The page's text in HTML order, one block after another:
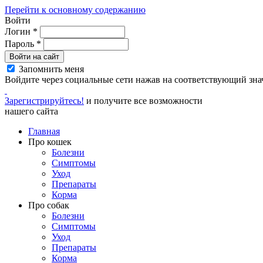
Перейти к основному содержанию
Войти
Логин *
Пароль *
Войти на сайт
Запомнить меня
Войдите через социальные сети нажав на соответствующий
Зарегистрируйтесь! и получите все возможности
нашего сайта
Главная
Про кошек
Болезни
Симптомы
Уход
Препараты
Корма
Про собак
Болезни
Симптомы
Уход
Препараты
Корма